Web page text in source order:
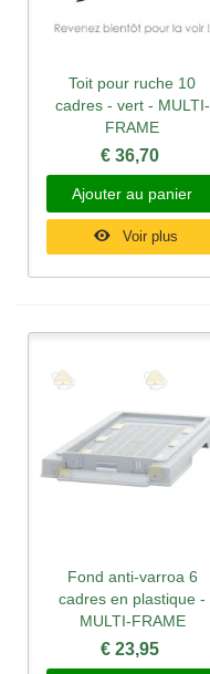
Toit pour ruche 10
cadres - vert - MULTI-
FRAME
€ 36,70
Ajouter au panier
Voir plus
Fond anti-varroa 6
cadres en plastique -
MULTI-FRAME
€ 23,95